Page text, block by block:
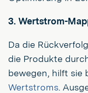
3. Wertstrom-
Da die
die Produkte
bewegen, hilft sie
Wertstroms.